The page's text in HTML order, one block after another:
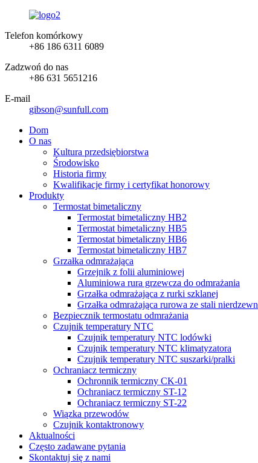
Telefon komórkowy
+86 186 6311 6089
Zadzwoń do nas
+86 631 5651216
E-mail
gibson@sunfull.com
Dom
O nas
Kultura przedsiębiorstwa
Środowisko
Historia firmy
Kwalifikacje firmy i certyfikat honorowy
Produkty
Termostat bimetaliczny
Termostat bimetaliczny HB2
Termostat bimetaliczny HB5
Termostat bimetaliczny HB6
Termostat bimetaliczny HB7
Grzałka odmrażająca
Grzejnik z folii aluminiowej
Aluminiowa rura grzewcza do odmrażania
Grzałka odmrażająca z rurki szklanej
Grzałka odmrażająca rurowa ze stali
Bezpiecznik termostatu odmrażania
Czujnik temperatury NTC
Czujnik temperatury NTC lodówki
Czujnik temperatury NTC klimatyzatora
Czujnik temperatury NTC suszarki/pralki
Ochraniacz termiczny
Ochronnik termiczny CK-01
Ochraniacz termiczny ST-12
Ochraniacz termiczny ST-22
Wiązka przewodów
Czujnik kontaktronowy
Aktualności
Często zadawane pytania
Skontaktuj się z nami